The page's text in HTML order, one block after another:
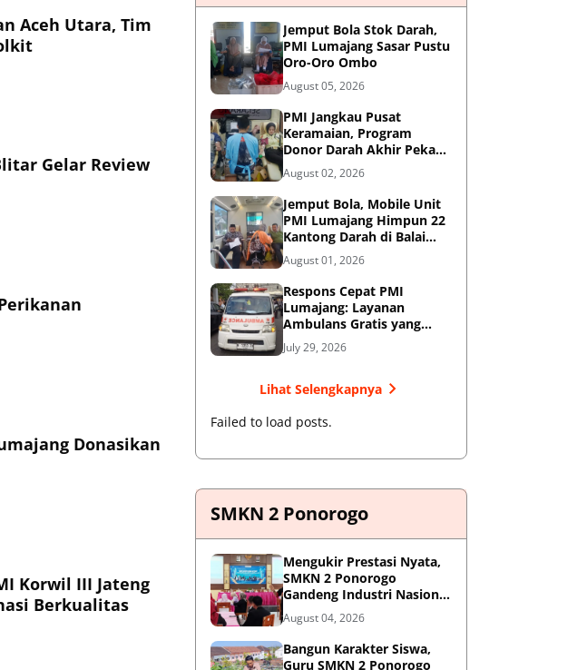
Aceh Utara, Tim
Gelar Review
Donasikan
Korwil III Jateng
Berkualitas
Jemput Bola Stok Darah,
PMI Lumajang Sasar Pustu
Oro-Oro Ombo
August 05, 2026
PMI Jangkau Pusat
Keramaian, Program
Donor Darah Akhir Pekan
di GM Plaza Lumajang
Disambut Antusias
August 02, 2026
Jemput Bola, Mobile Unit
PMI Lumajang Himpun 22
Kantong Darah di Balai
Desa Jatirejo Kunir
August 01, 2026
Respons Cepat PMI
Lumajang: Layanan
Ambulans Gratis yang
Wajib Diketahui Warga
July 29, 2026
Lihat Selengkapnya
Failed to load posts.
SMKN 2 Ponorogo
Mengukir Prestasi Nyata,
SMKN 2 Ponorogo
Gandeng Industri Nasional
Demi Sesuaikan
Kurikulum dengan
Kebutuhan Dunia Kerja
August 04, 2026
Bangun Karakter Siswa,
Guru SMKN 2 Ponorogo